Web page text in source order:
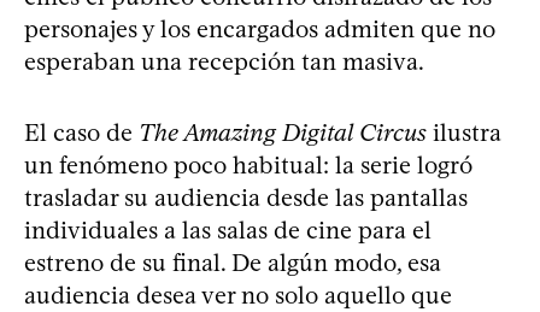
personajes y los encargados admiten que no
esperaban una recepción tan masiva.
El caso de The Amazing Digital Circus ilustra
un fenómeno poco habitual: la serie logró
trasladar su audiencia desde las pantallas
individuales a las salas de cine para el
estreno de su final. De algún modo, esa
audiencia desea ver no solo aquello que